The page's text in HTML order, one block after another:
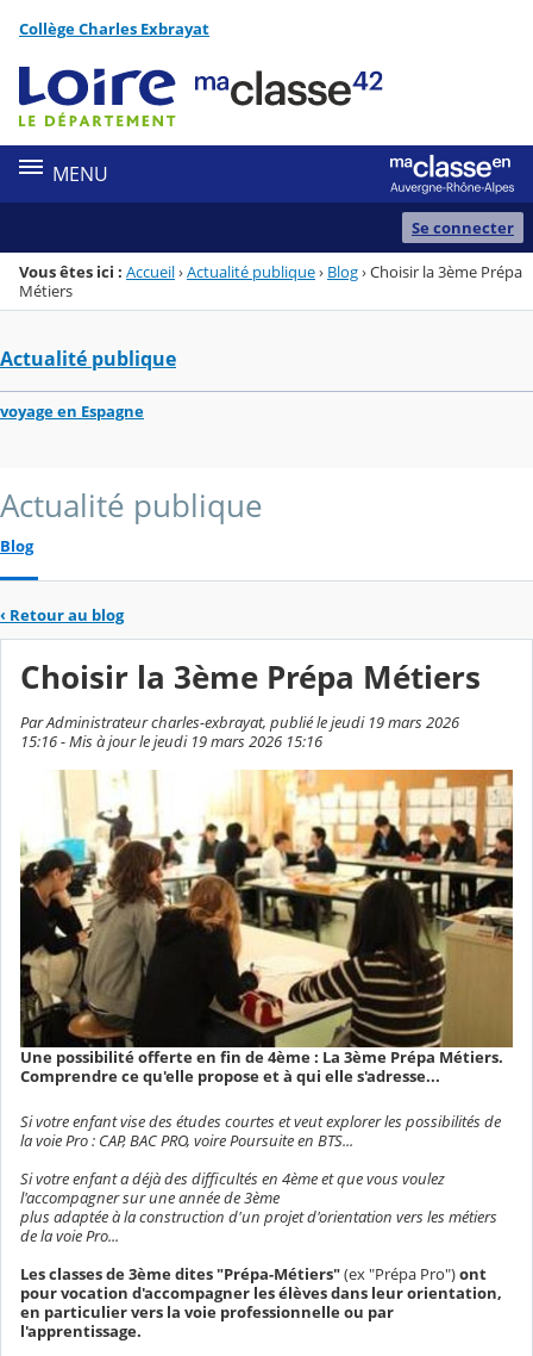
Menu de la rubrique
Contenu
Collège Charles Exbrayat
MENU
Se connecter
Vous êtes ici : Accueil›Actualité publique› Blog›Choisir la 3ème Prépa
Métiers
Actualité publique
voyage en Espagne
Actualité publique
Blog
‹ Retour au blog
Choisir la 3ème Prépa Métiers
Par Administrateur charles-exbrayat, publié le jeudi 19 mars 2026
15:16 - Mis à jour le jeudi 19 mars 2026 15:16
Une possibilité offerte en fin de 4ème : La 3ème Prépa Métiers.
Comprendre ce qu'elle propose et à qui elle s'adresse...
Si votre enfant vise des études courtes et veut explorer les possibilités de
la voie Pro : CAP, BAC PRO, voire Poursuite en BTS...
Si votre enfant a déjà des difficultés en 4ème et que vous voulez
l'accompagner sur une année de 3ème
plus adaptée à la construction d'un projet d'orientation vers les métiers
de la voie Pro...
Les classes de 3ème dites "Prépa-Métiers"(ex "Prépa Pro")ont
pour vocation d'accompagner les élèves dans leur orientation,
en particulier vers la voie professionnelle ou par
l'apprentissage.